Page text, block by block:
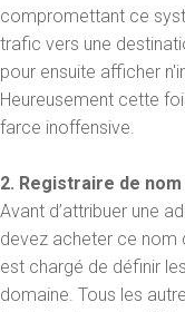
compromettant ce
trafic vers une
pour ensuite afficher
Heureusement cette
farce inoffensive.
2. Registraire de
Avant d’attribuer une
devez acheter ce nom
est chargé de définir
domaine. Tous les